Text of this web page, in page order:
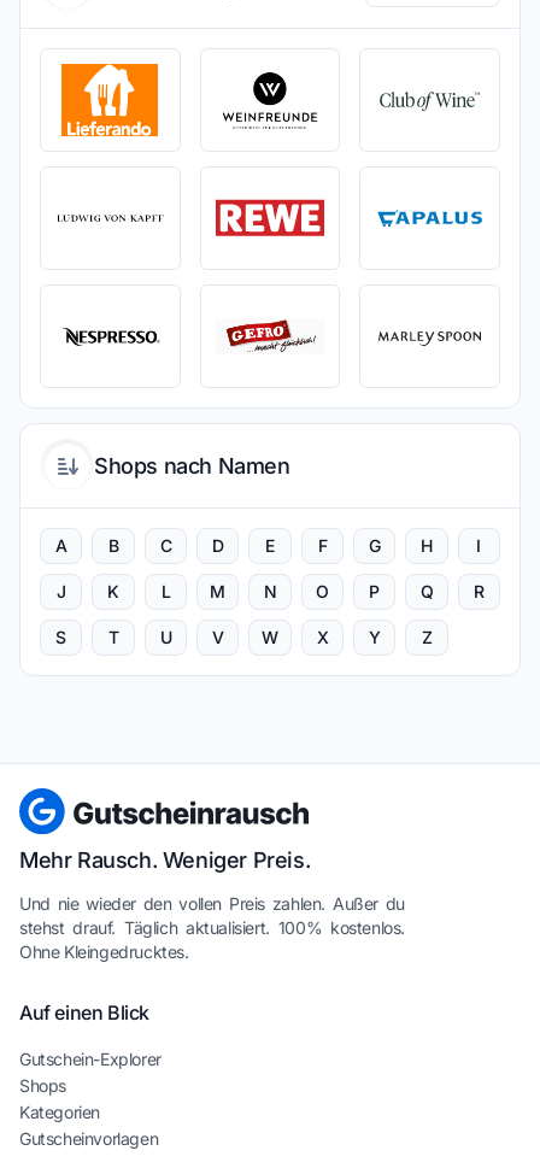
Shops nach Namen
A B C D E F G H I
J K L M N O P Q R
S T U V W X Y Z
Mehr Rausch. Weniger Preis.
Und nie wieder den vollen Preis zahlen. Außer du
stehst drauf. Täglich aktualisiert. 100% kostenlos.
Ohne Kleingedrucktes.
Auf einen Blick
Gutschein-Explorer
Shops
Kategorien
Gutscheinvorlagen